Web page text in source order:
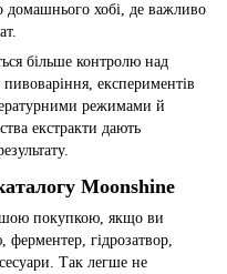
домашнього хобі, де важливо
більше контролю над
експериментів
режимами й
екстракти дають
Moonshine
покупкою, якщо ви
ферментер, гідрозатвор,
Так легше не